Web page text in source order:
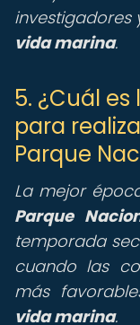
investigadores
vida marina.
5. ¿Cuál
para
Parque
La mejor
Parque
temporada
cuando las
más
vida marina.